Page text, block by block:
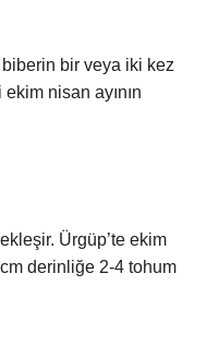
bir veya iki kez
nisan ayının
Ürgüp’te ekim
derinliğe 2-4 tohum